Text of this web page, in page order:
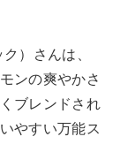
）さんは、
ンの爽やかさ
ブレンドされ
やすい万能ス